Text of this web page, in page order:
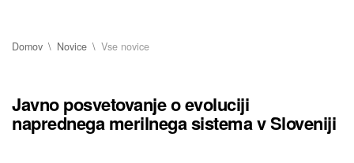
Domov Novice Vse novice
Javno posvetovanje o evoluciji
naprednega merilnega sistema v Sloveniji